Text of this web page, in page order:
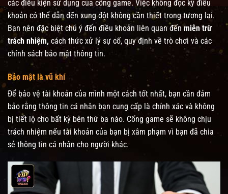
các điều kiện sử dụng của cổng game. Việc không đọc kỹ điều
khoản có thể dẫn đến xung đột không cần thiết trong tương lai.
Bạn nên đặc biệt chú ý đến điều khoản liên quan đếnmiễn trừ
trách nhiệm, cách thức xử lý sự cố, quy định về trò chơi và các
chính sách bảo mật thông tin.
Bảo mật là vũ khí
Để bảo vệ tài khoản của mình một cách tốt nhất, bạn cần đảm
bảo rằng thông tin cá nhân bạn cung cấp là chính xác và không
bị tiết lộ cho bất kỳ bên thứ ba nào. Cổng game sẽ không chịu
trách nhiệm nếu tài khoản của bạn bị xâm phạm vì bạn đã chia
sẻ thông tin cá nhân cho người khác.